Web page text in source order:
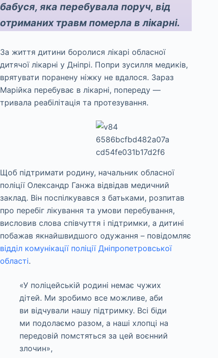
бабуся, яка перебувала поруч, від
отриманих травм померла в лікарні.
За життя дитини боролися лікарі обласної
дитячої лікарні у Дніпрі. Попри зусилля медиків,
врятувати поранену ніжку не вдалося. Зараз
Марійка перебуває в лікарні, попереду —
тривала реабілітація та протезування.
Щоб підтримати родину, начальник обласної
поліції Олександр Ганжа відвідав медичний
заклад. Він поспілкувався з батьками, розпитав
про перебіг лікування та умови перебування,
висловив слова співчуття і підтримки, а дитині
побажав якнайшвидшого одужання – повідомляє
відділ комунікації поліції Дніпропетровської
області.
«У поліцейській родині немає чужих
дітей. Ми зробимо все можливе, аби
ви відчували нашу підтримку. Всі біди
ми подолаємо разом, а наші хлопці на
передовій помстяться за цей воєнний
злочин»,